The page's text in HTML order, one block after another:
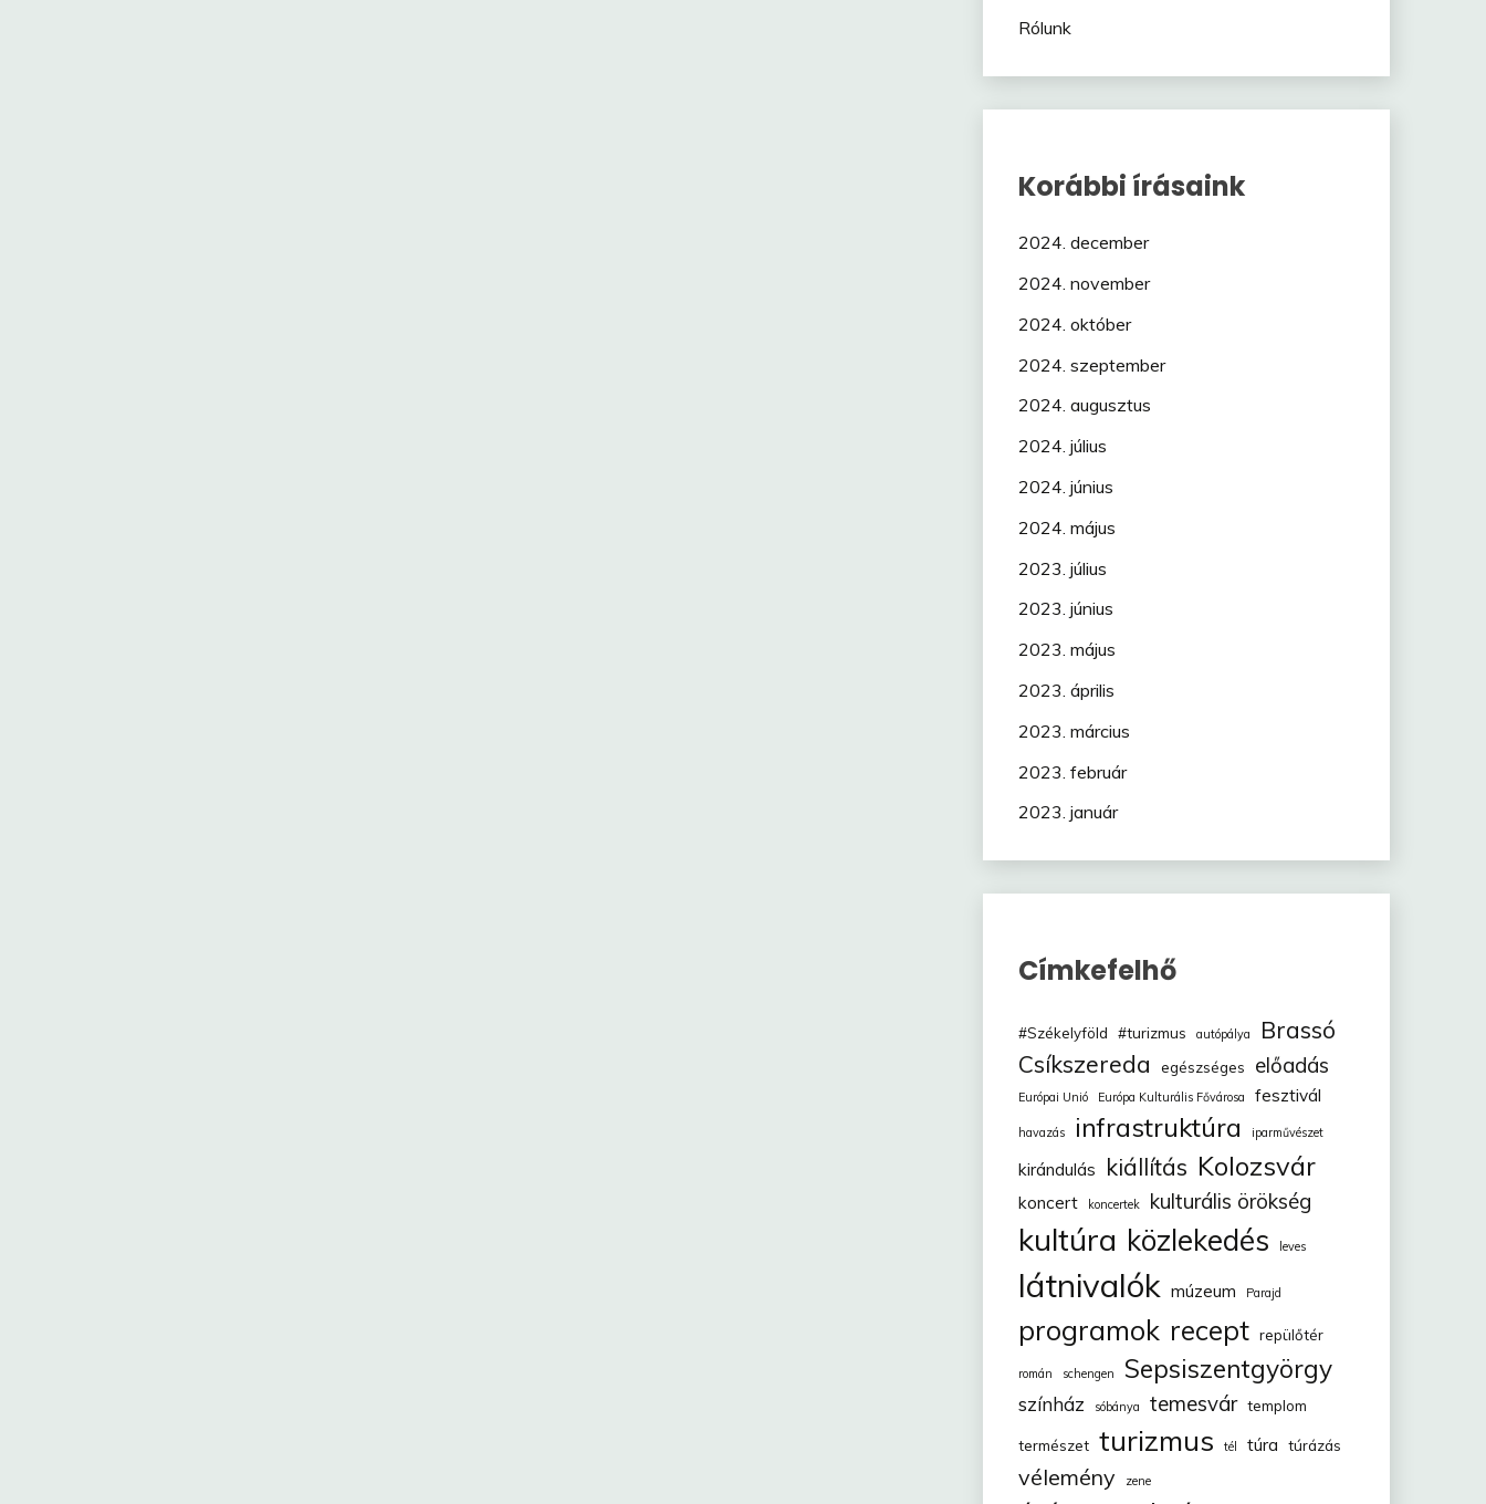
Rólunk
Korábbi írásaink
2024. december
2024. november
2024. október
2024. szeptember
2024. augusztus
2024. július
2024. június
2024. május
2023. július
2023. június
2023. május
2023. április
2023. március
2023. február
2023. január
Címkefelhő
#Székelyföld #turizmus autópálya
Brassó
Csíkszereda
egészséges előadás
Európai Unió Európa Kulturális Fővárosa fesztivál
havazás infrastruktúra iparművészet
kirándulás kiállítás Kolozsvár
koncert koncertek kulturális örökség
kultúra közlekedés leves
látnivalók múzeum Parajd
programok recept repülőtér
román schengen Sepsiszentgyörgy
színház sóbánya temesvár templom
természet turizmus tél túra túrázás
vélemény zene